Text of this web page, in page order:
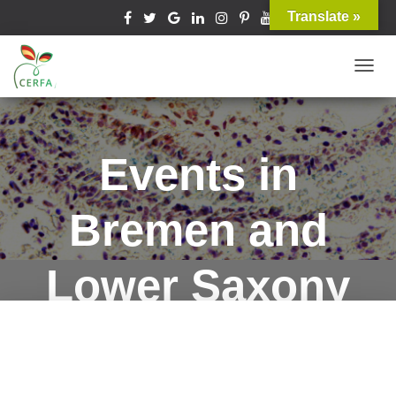
O
G
G
L
E
A
V
G
Events in
Bremen and
Lower Saxony
Translate »